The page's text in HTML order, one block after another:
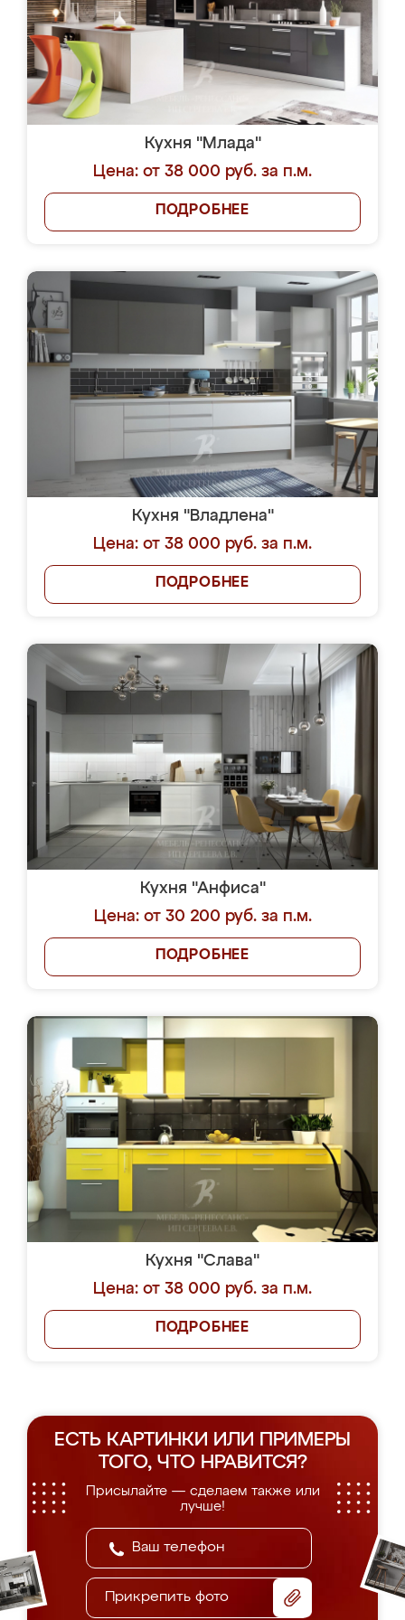
Кухня "Млада"
Цена: от 38 000 руб. за п.м.
ПОДРОБНЕЕ
Кухня "Владлена"
Цена: от 38 000 руб. за п.м.
ПОДРОБНЕЕ
Кухня "Анфиса"
Цена: от 30 200 руб. за п.м.
ПОДРОБНЕЕ
Кухня "Слава"
Цена: от 38 000 руб. за п.м.
ПОДРОБНЕЕ
ЕСТЬ КАРТИНКИ ИЛИ ПРИМЕРЫ
ТОГО, ЧТО НРАВИТСЯ?
Присылайте — сделаем также или
лучше!
Прикрепить фото